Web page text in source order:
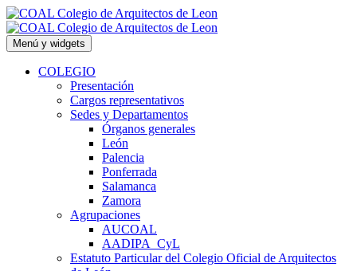
Saltar
al
contenido
Menú y widgets
COLEGIO
Presentación
Cargos representativos
Sedes y Departamentos
Órganos generales
León
Palencia
Ponferrada
Salamanca
Zamora
Agrupaciones
AUCOAL
AADIPA_CyL
Estatuto Particular del Colegio Oficial de Arquitectos